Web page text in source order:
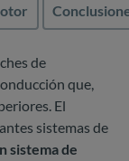
de
que,
El
sistemas de
sistema de